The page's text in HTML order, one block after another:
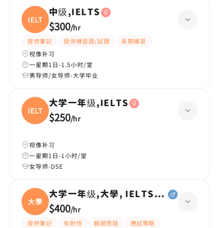
IELTS
中级,IELTS
$300/hr
提供筆記 提供練習題/試題
長期補習
视像补习
一星期1日-1.5小时/堂
男导师/女导师-大学毕业
IELTS
大学一年级,IELTS
$250/hr
视像补习
一星期1日-1小时/堂
女导师-DSE
大學
大学一年级,大學, IELTS 英文
$400/hr
提供筆記 有耐性 解題思路
應試策略